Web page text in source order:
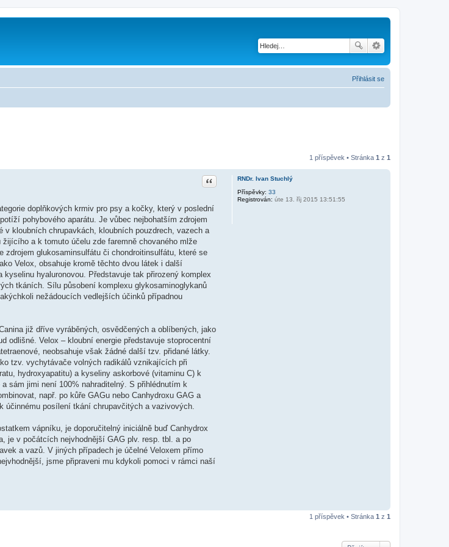
Přihlásit se
1 příspěvek • Stránka 1 z 1
RNDr. Ivan Stuchlý
Příspěvky: 33
Registrován: úte 13. říj 2015 13:51:55
Citace
doplňkových krmiv pro psy a kočky, který v poslední
pohybového aparátu. Je vůbec nejbohatším zdrojem
kloubních chrupavkách, kloubních pouzdrech, vazech a
a k tomuto účelu zde faremně chovaného mlže
glukosaminsulfátu či chondroitinsulfátu, které se
Velox, obsahuje kromě těchto dvou látek i další
hyaluronovou. Představuje tak přirozený komplex
tkáních. Sílu působení komplexu glykosaminoglykanů
nežádoucích vedlejších účinků případnou
již dříve vyráběných, osvědčených a oblíbených, jako
odlišné. Velox – kloubní energie představuje stoprocentní
neobsahuje však žádné další tzv. přidané látky.
tzv. vychytávače volných radikálů vznikajících při
hydroxyapatitu) a kyseliny askorbové (vitaminu C) k
sám jimi není 100% nahraditelný. S přihlédnutím k
např. po kůře GAGu nebo Canhydroxu GAG a
účinnému posílení tkání chrupavčitých a vazivových.
vápníku, je doporučitelný iniciálně buď Canhydrox
je v počátcích nejvhodnější GAG plv. resp. tbl. a po
a vazů. V jiných případech je účelné Veloxem přímo
jsme připraveni mu kdykoli pomoci v rámci naší
1 příspěvek • Stránka 1 z 1